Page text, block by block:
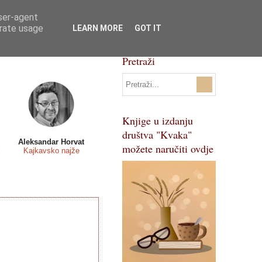
Svi natječaji
Pojmovnik
Aleksandar Horvat
Kajkavsko najže
Pretraži
Knjige u izdanju
društva "Kvaka"
možete naručiti ovdje
agent
usage
LEARN MORE GOT IT